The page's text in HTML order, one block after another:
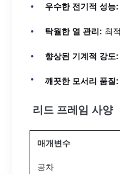
우수한 전기적 성능:
탁월한 열 관리: 최
향상된 기계적 강도:
깨끗한 모서리 품질:
리드 프레임 사양
매개변수
공차